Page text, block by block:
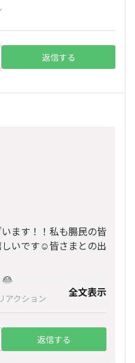
返信する
ます！！私も腸民の皆
いです☺️皆さまとの出
😂
アクション 全文表示
返信する